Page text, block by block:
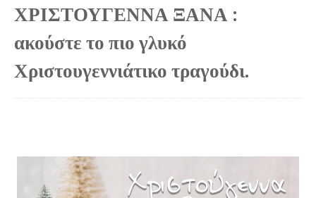
ΧΡΙΣΤΟΥΓΕΝΝΑ ΞΑΝΑ :
ακούστε το πιο γλυκό
Χριστουγεννιάτικο τραγούδι.